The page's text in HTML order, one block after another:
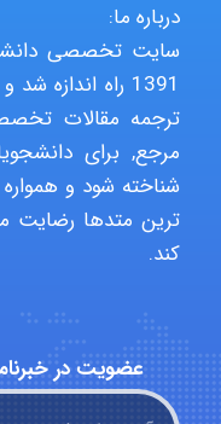
درباره ما:
سایت تخصصی
1391 راه
ترجمه مقالات
مرجع, برای
شناخته شود و
ترین متدها رضایت
کند.
عضویت در